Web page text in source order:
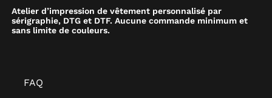
Atelier d’impression de vêtement personnalisé par
sérigraphie, DTG et DTF. Aucune commande minimum et
sans limite de couleurs.
FAQ